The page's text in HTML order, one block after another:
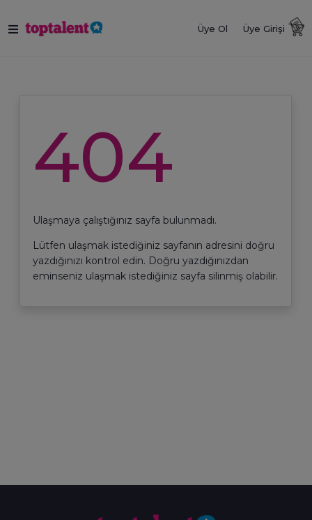
Üye Ol Üye Girişi
404
Ulaşmaya çalıştığınız sayfa bulunmadı.
Lütfen ulaşmak istediğiniz sayfanın adresini doğru
yazdığınızı kontrol edin. Doğru yazdığınızdan
eminseniz ulaşmak istediğiniz sayfa silinmiş olabilir.